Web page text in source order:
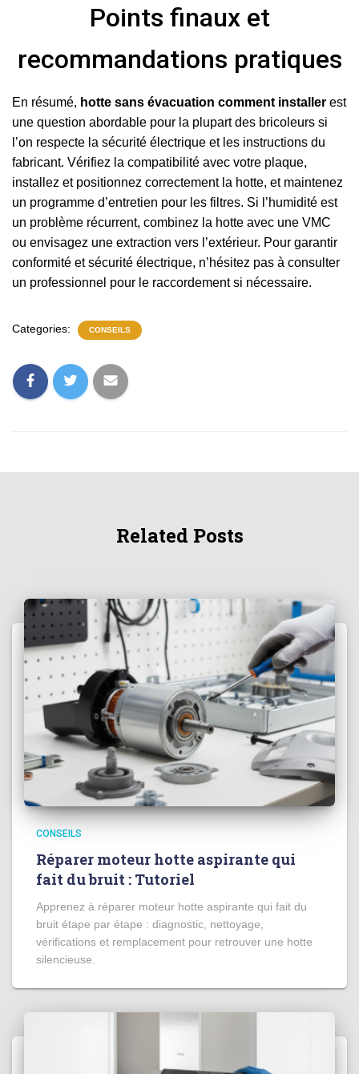
Points finaux et
recommandations pratiques
En résumé, hotte sans évacuation comment installer est
une question abordable pour la plupart des bricoleurs si
l’on respecte la sécurité électrique et les instructions du
fabricant. Vérifiez la compatibilité avec votre plaque,
installez et positionnez correctement la hotte, et maintenez
un programme d’entretien pour les filtres. Si l’humidité est
un problème récurrent, combinez la hotte avec une VMC
ou envisagez une extraction vers l’extérieur. Pour garantir
conformité et sécurité électrique, n’hésitez pas à consulter
un professionnel pour le raccordement si nécessaire.
Categories: CONSEILS
Related Posts
CONSEILS
Réparer moteur hotte aspirante qui
fait du bruit : Tutoriel
Apprenez à réparer moteur hotte aspirante qui fait du
bruit étape par étape : diagnostic, nettoyage,
vérifications et remplacement pour retrouver une hotte
silencieuse.